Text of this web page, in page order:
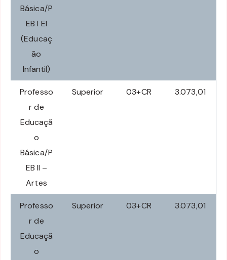
Básica/P
EB I EI
(Educaç
ão
Infantil)
Professo
r de
Educaçã
o
Básica/P
EB II –
Artes
Superior 03+CR 3.073,01
Professo
r de
Educaçã
o
Superior 03+CR 3.073,01